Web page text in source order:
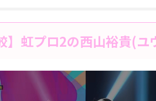
】虹プロ2の西山裕貴(